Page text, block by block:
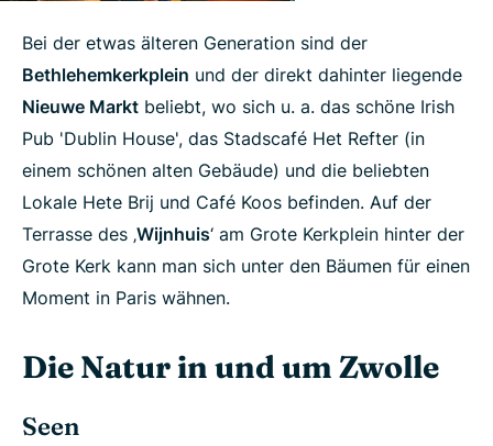
Bei der etwas älteren Generation sind der
Bethlehemkerkplein und der direkt dahinter liegende
Nieuwe Markt beliebt, wo sich u. a. das schöne Irish
Pub 'Dublin House', das Stadscafé Het Refter (in
einem schönen alten Gebäude) und die beliebten
Lokale Hete Brij und Café Koos befinden. Auf der
Terrasse des ‚Wijnhuis‘ am Grote Kerkplein hinter der
Grote Kerk kann man sich unter den Bäumen für einen
Moment in Paris wähnen.
Die Natur in und um Zwolle
Seen